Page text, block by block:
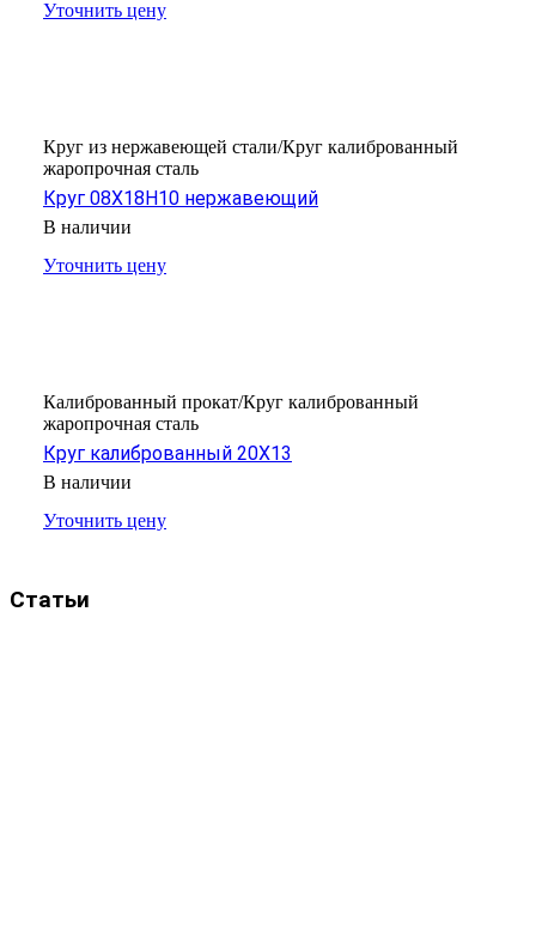
Уточнить цену
Круг из нержавеющей стали/Круг калиброванный
жаропрочная сталь
Круг 08Х18Н10 нержавеющий
В наличии
Уточнить цену
Калиброванный прокат/Круг калиброванный
жаропрочная сталь
Круг калиброванный 20Х13
В наличии
Уточнить цену
Статьи